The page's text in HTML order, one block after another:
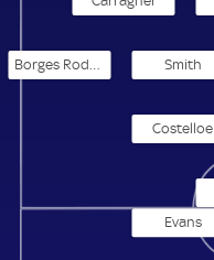
Smith
Costelloe
Evans